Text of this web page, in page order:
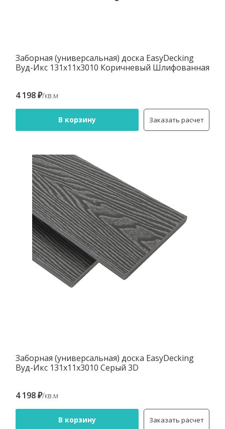
Заборная (универсальная) доска EasyDecking
Вуд-Икс 131х11х3010 Коричневый Шлифованная
4 198 ₽/кв.м
В корзину Заказать расчет
Заборная (универсальная) доска EasyDecking
Вуд-Икс 131х11х3010 Серый 3D
4 198 ₽/кв.м
В корзину Заказать расчет